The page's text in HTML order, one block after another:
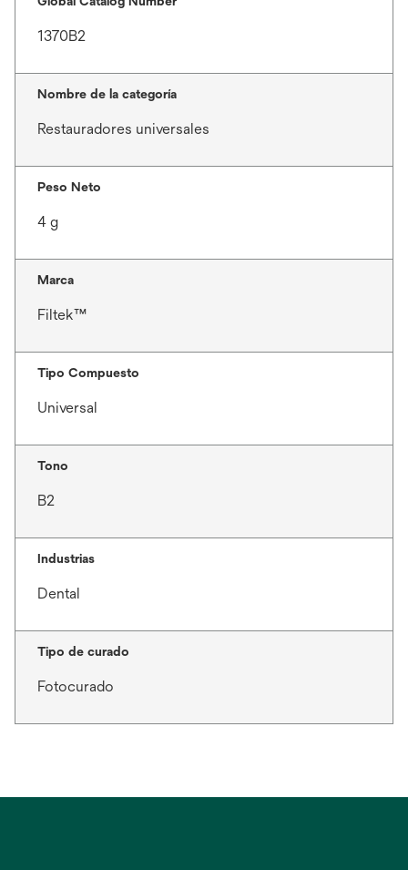
1370B2
Nombre de la categoría
Restauradores universales
Peso Neto
4 g
Marca
Filtek™
Tipo Compuesto
Universal
Tono
B2
Industrias
Dental
Tipo de curado
Fotocurado